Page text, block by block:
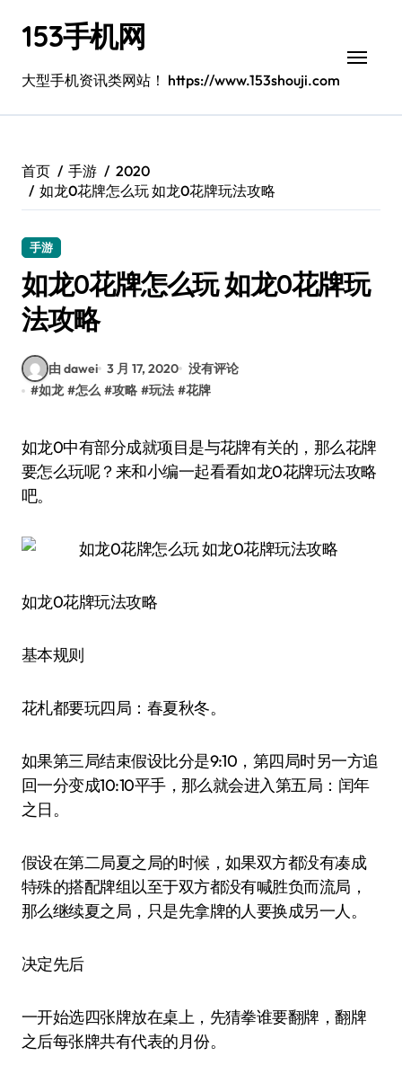
153手机网
大型手机资讯类网站！ https://www.153shouji.com
首页 手游
2020
如龙0花牌怎么玩 如龙0花牌玩法攻略
手游
如龙0花牌怎么玩 如龙0花牌玩
法攻略
由 dawei 3 月 17, 2020 没有评论
#如龙 #怎么 #攻略 #玩法 #花牌
如龙0中有部分成就项目是与花牌有关的，那么花牌
要怎么玩呢？来和小编一起看看如龙0花牌玩法攻略
吧。
如龙0花牌玩法攻略
基本规则
花札都要玩四局：春夏秋冬。
如果第三局结束假设比分是9:10，第四局时另一方追
回一分变成10:10平手，那么就会进入第五局：闰年
之日。
假设在第二局夏之局的时候，如果双方都没有凑成
特殊的搭配牌组以至于双方都没有喊胜负而流局，
那么继续夏之局，只是先拿牌的人要换成另一人。
决定先后
一开始选四张牌放在桌上，先猜拳谁要翻牌，翻牌
之后每张牌共有代表的月份。